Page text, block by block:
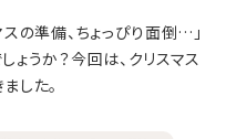
の準備、ちょっぴり面倒…」
ょうか？今回は、クリスマス
した。